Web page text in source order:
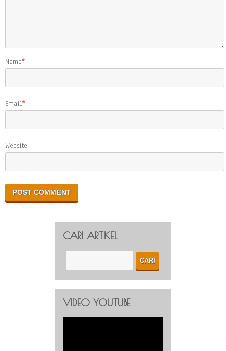
Name*
Email*
Website
CARI ARTIKEL
VIDEO YOUTUBE